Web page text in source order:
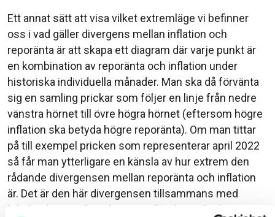
Ett annat sätt att visa vilket extremläge vi befinner
oss i vad gäller divergens mellan inflation och
reporänta är att skapa ett diagram där varje punkt är
en kombination av reporänta och inflation under
historiska individuella månader. Man ska då förvänta
sig en samling prickar som följer en linje från nedre
vänstra hörnet till övre högra hörnet (eftersom högre
inflation ska betyda högre reporänta). Om man tittar
på till exempel pricken som representerar april 2022
så får man ytterligare en känsla av hur extrem den
rådande divergensen mellan reporänta och inflation
är. Det är den här divergensen tillsammans med
Riksbankens och andra centralbankers ökade